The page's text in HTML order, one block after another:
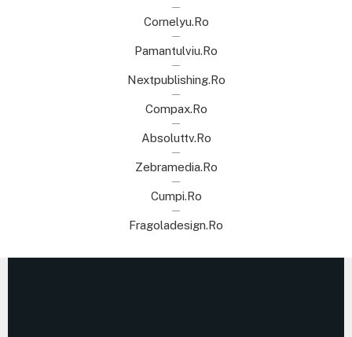
Cornelyu.ro
Pamantulviu.ro
Nextpublishing.ro
Compax.ro
Absoluttv.ro
Zebramedia.ro
Cumpi.ro
Fragoladesign.ro